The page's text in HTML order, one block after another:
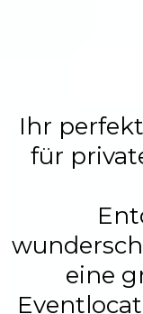
Ihr
für
eine